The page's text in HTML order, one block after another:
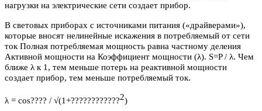
нагрузки на электрические сети создает прибор.
В световых приборах с источниками питания («драйверами»),
которые вносят нелинейные искажения в потребляемый от сети
ток Полная потребляемая мощность равна частному деления
Активной мощности на Коэффициент мощности (λ). S=P / λ. Чем
ближе λ к 1, тем меньше потерь на реактивной мощности
создает прибор, тем меньше потребляемый ток.
λ = cos???? / √(1+????????????2)